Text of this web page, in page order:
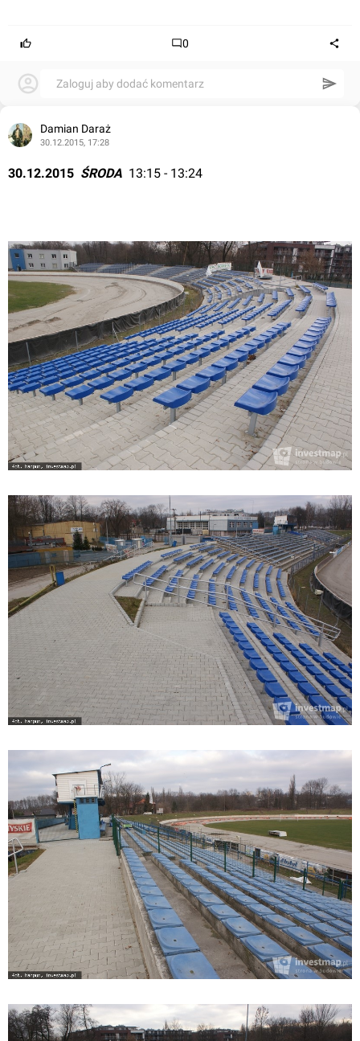
0
Zaloguj aby dodać komentarz
Damian Daraż
30.12.2015, 17:28
30.12.2015 ŚRODA 13:15 - 13:24